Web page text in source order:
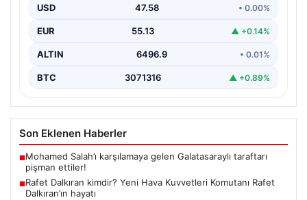
USD 47.58 • 0.00%
EUR 55.13 ▲ +0.14%
ALTIN 6496.9 • 0.01%
BTC 3071316 ▲ +0.89%
Son Eklenen Haberler
■Mohamed Salah’ı karşılamaya gelen Galatasaraylı taraftarı
pişman ettiler!
■Rafet Dalkıran kimdir? Yeni Hava Kuvvetleri Komutanı Rafet
Dalkıran’ın hayatı